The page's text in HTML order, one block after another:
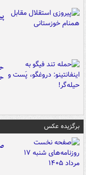
برگزیده عکس